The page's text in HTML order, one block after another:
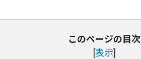
このページの目次
[表示]